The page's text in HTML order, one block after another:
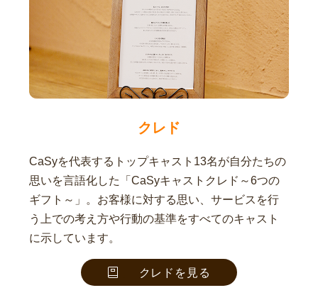
クレド
CaSyを代表するトップキャスト13名が自分たちの
思いを言語化した「CaSyキャストクレド～6つの
ギフト～」。お客様に対する思い、サービスを行
う上での考え方や行動の基準をすべてのキャスト
に示しています。
クレドを見る